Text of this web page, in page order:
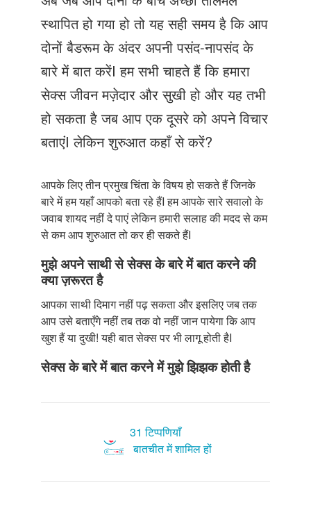
Just Poocho
संपर्क करें
स्थापित हो गया हो तो यह सही समय है कि आप
दोनों बैडरूम के अंदर अपनी पसंद-नापसंद के
बारे में बात करेंI हम सभी चाहते हैं कि हमारा
सेक्स जीवन मज़ेदार और सुखी हो और यह तभी
हो सकता है जब आप एक दूसरे को अपने विचार
बताएंI लेकिन शुरुआत कहाँ से करें?
आपके लिए तीन प्रमुख चिंता के विषय हो सकते हैं जिनके
बारे में हम यहाँ आपको बता रहे हैंI हम आपके सारे सवालो के
जवाब शायद नहीं दे पाएं लेकिन हमारी सलाह की मदद से कम
से कम आप शुरुआत तो कर ही सकते हैंI
मुझे अपने साथी से सेक्स के बारे में बात करने की
क्या ज़रूरत है
आपका साथी दिमाग नहीं पढ़ सकता और इसलिए जब तक
आप उसे बताएँगे नहीं तब तक वो नहीं जान पायेगा कि आप
खुश हैं या दुखी! यही बात सेक्स पर भी लागू होती हैI
सेक्स के बारे में बात करने में मुझे झिझक होती है
31 टिप्पणियाँ
बातचीत में शामिल हों